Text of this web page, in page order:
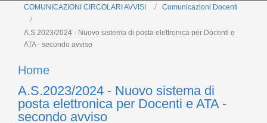
COMUNICAZIONI CIRCOLARI AVVISI Comunicazioni Docenti
A.S.2023/2024 - Nuovo sistema di posta elettronica per Docenti e
ATA - secondo avviso
Home
A.S.2023/2024 - Nuovo sistema di
posta elettronica per Docenti e ATA -
secondo avviso